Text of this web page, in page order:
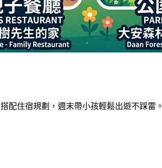
配住宿規劃，週末帶小孩輕鬆出遊不踩雷。